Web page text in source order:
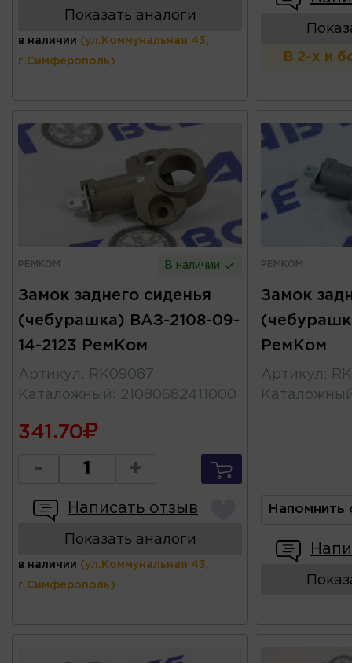
Показать аналоги
в наличии (ул.Коммунальная 43,
г.Симферополь) В 2-х и
РЕМКОМ В наличии
Замок заднего сиденья
(чебурашка) ВАЗ-2108-09-
14-2123 РемКом
Артикул :
RK09087
Каталожный : 21080682411000
341.70
- +
Написать отзыв
Показать аналоги
в наличии (ул.Коммунальная 43,
г.Симферополь)
РЕМКОМ
Замок
РемКом
Артикул :
Напомнить